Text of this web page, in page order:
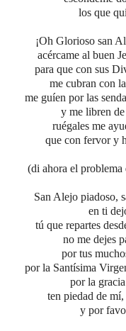
los que
¡Oh Glorioso san
acércame al buen
para que con sus
me cubran con
me guíen por las
y me libren
ruégales me
que con fervor y
(di ahora el problema
San Alejo piadoso,
en ti
tú que repartes
no me dejes
por tus
por la Santísima
por la
ten piedad de
y por